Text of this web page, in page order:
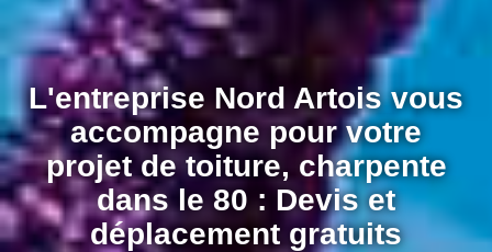
L'entreprise Nord Artois vous
accompagne pour votre
projet de toiture, charpente
dans le 80 : Devis et
déplacement gratuits